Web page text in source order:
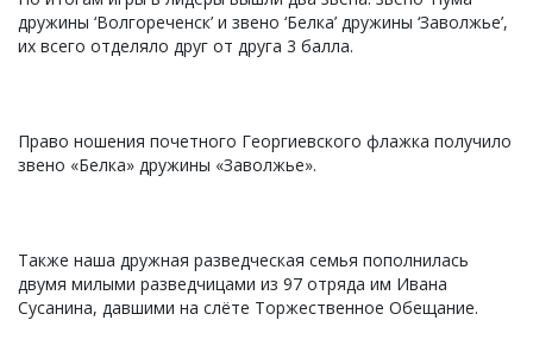
дружины ‘Волгореченск’ и звено ‘Белка’ дружины ‘Заволжье’,
их всего отделяло друг от друга 3 балла.
Право ношения почетного Георгиевского флажка получило
звено «Белка» дружины «Заволжье».
Также наша дружная разведческая семья пополнилась
двумя милыми разведчицами из 97 отряда им Ивана
Сусанина, давшими на слёте Торжественное Обещание.